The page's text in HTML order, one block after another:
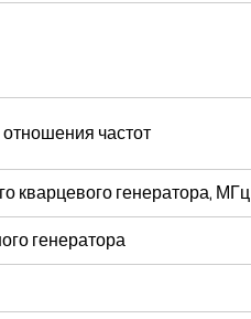
частот
кварцевого генератора, МГц
генератора